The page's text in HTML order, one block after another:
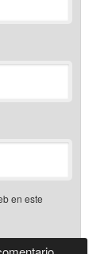
en este